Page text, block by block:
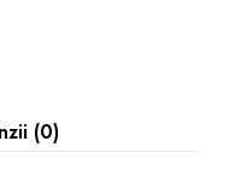
(0)